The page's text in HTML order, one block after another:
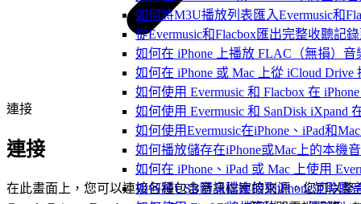
如何將M3U播放列表匯入Evermusic和
從Evermusic和Flacbox匯出完整收聽記
如何在 iPhone 上播放 FLAC（無損）音
如何在 iPhone 或 Mac 上從 iCloud Drive
如何使用 Evermusic 和 Flacbox 在
如何使用 Evermusic 和 SanDisk iXpand
如何使用Evermusic在iPhone、iPad和
如何播放儲存在iPhone或Mac上的本機
如何在 iPhone、iPad 或 Mac 上使用
如何將USB隨身碟連接到iPhone並聆聽
連接
連接
在此畫面上，您可以連接各種包含音訊檔案的來源。您可以整